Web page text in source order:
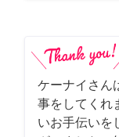
ケーナイさん
事をしてくれ
いお手伝いを